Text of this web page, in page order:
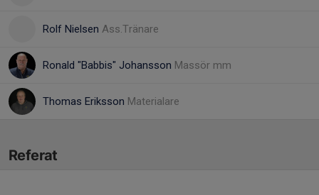
Rolf Nielsen Ass.Tränare
Ronald "Babbis" Johansson Massör mm
Thomas Eriksson Materialare
Referat